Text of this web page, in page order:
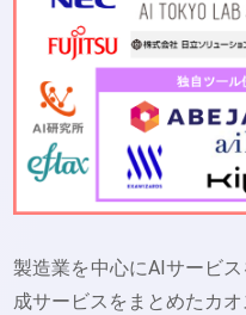
製造業を中心にAIサービ
成サービスをまとめたカ